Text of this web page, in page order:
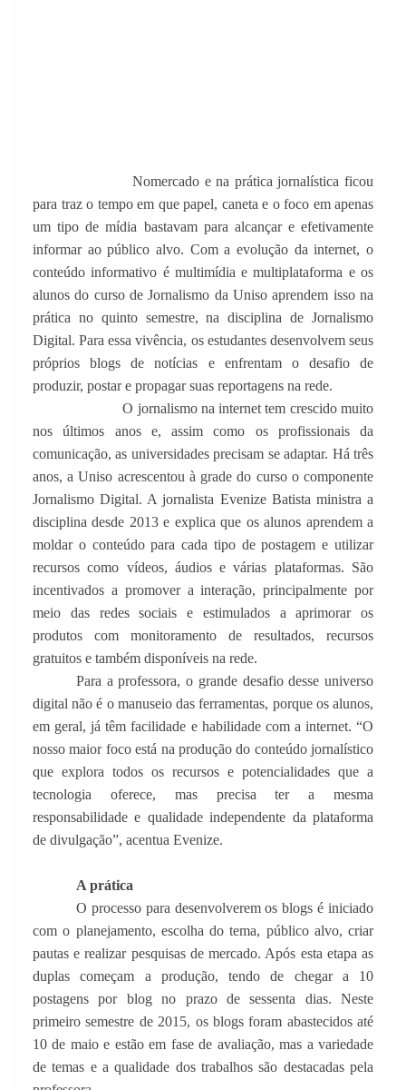
Nomercado e na prática jornalística ficou
para traz o tempo em que papel, caneta e o foco em apenas
um tipo de mídia bastavam para alcançar e efetivamente
informar ao público alvo. Com a evolução da internet, o
conteúdo informativo é multimídia e multiplataforma e os
alunos do curso de Jornalismo da Uniso aprendem isso na
prática no quinto semestre, na disciplina de Jornalismo
Digital. Para essa vivência, os estudantes desenvolvem seus
próprios blogs de notícias e enfrentam o desafio de
produzir, postar e propagar suas reportagens na rede.
O jornalismo na internet tem crescido muito
nos últimos anos e, assim como os profissionais da
comunicação, as universidades precisam se adaptar. Há três
anos, a Uniso acrescentou à grade do curso o componente
Jornalismo Digital. A jornalista Evenize Batista ministra a
disciplina desde 2013 e explica que os alunos aprendem a
moldar o conteúdo para cada tipo de postagem e utilizar
recursos como vídeos, áudios e várias plataformas. São
incentivados a promover a interação, principalmente por
meio das redes sociais e estimulados a aprimorar os
produtos com monitoramento de resultados, recursos
gratuitos e também disponíveis na rede.
Para a professora, o grande desafio desse universo
digital não é o manuseio das ferramentas, porque os alunos,
em geral, já têm facilidade e habilidade com a internet. “O
nosso maior foco está na produção do conteúdo jornalístico
que explora todos os recursos e potencialidades que a
tecnologia oferece, mas precisa ter a mesma
responsabilidade e qualidade independente da plataforma
de divulgação”, acentua Evenize.
A prática
O processo para desenvolverem os blogs é iniciado
com o planejamento, escolha do tema, público alvo, criar
pautas e realizar pesquisas de mercado. Após esta etapa as
duplas começam a produção, tendo de chegar a 10
postagens por blog no prazo de sessenta dias. Neste
primeiro semestre de 2015, os blogs foram abastecidos até
10 de maio e estão em fase de avaliação, mas a variedade
de temas e a qualidade dos trabalhos são destacadas pela